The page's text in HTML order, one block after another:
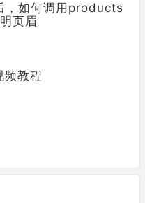
，如何调用products
页眉
频教程